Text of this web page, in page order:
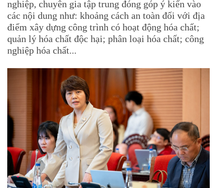
nghiệp, chuyên gia tập trung đóng góp ý kiến vào
các nội dung như: khoảng cách an toàn đối với địa
điểm xây dựng công trình có hoạt động hóa chất;
quản lý hóa chất độc hại; phân loại hóa chất; công
nghiệp hóa chất...